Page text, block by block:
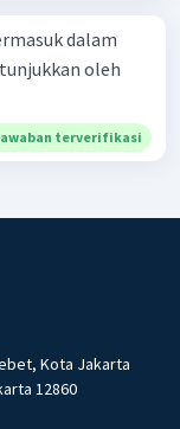
dalam
oleh
terverifikasi
Kota Jakarta
12860